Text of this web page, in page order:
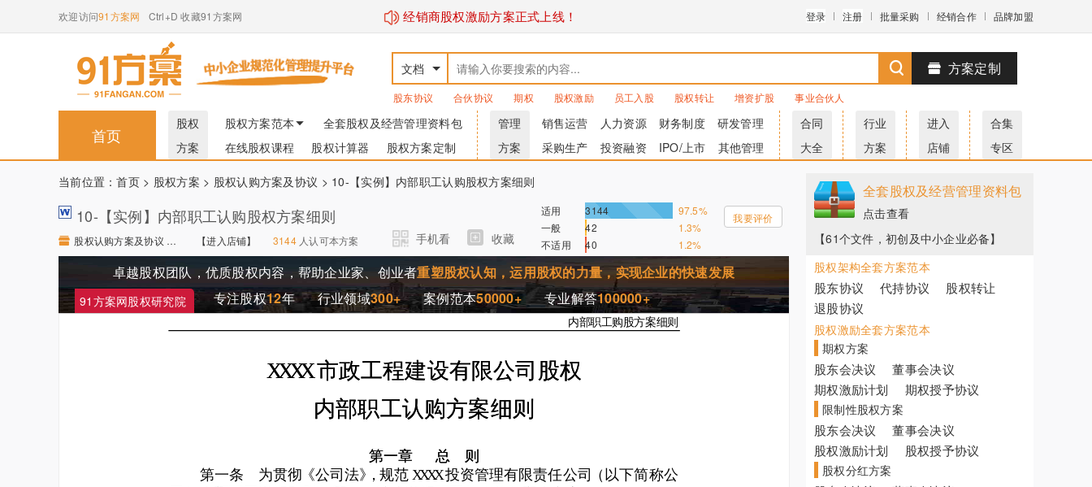
经销商股权激励方案正式上线！
欢迎访问91方案网 Ctrl+D 收藏91方案网 登录 注册 批量采购 经销合作 品牌加盟
文档
股东协议 合伙协议 期权 股权激励 员工入股 股权转让 增资扩股 事业合伙人
方案定制
首页
股权
方案
股权方案范本
全套股权及经营管理资料包
在线股权课程
股权计算器 股权方案定制
管理
方案
销售运营 人力资源 财务制度
研发管理
采购生产
投资融资 IPO/上市 其他管理
合同
大全
行业
方案
进入
店铺
合集
专区
当前位置：首页> 股权方案 > 股权认购方案及协议 > 10-【实例】内部职工认购股权方案细则
10-【实例】内部职工认购股权方案细则
股权认购方案及协议 【进入店铺】 【进入店铺】 3144人认可本方案 手机看 收藏
适用 3144
97.5%
一般
42
1.3%
不适用
40 1.2%
我要评价
91方案网股权研究院
卓越股权团队，优质股权内容，帮助企业家、创业者重塑股权认知，运用股权的力量，实现企业的快速发展
专注股权12年 行业领域300+ 案例范本50000+ 专业解答100000+
全套股权及经营管理资料包
点击查看
【61个文件，初创及中小企业必备】
股权架构全套方案范本
股东协议 代持协议
股权转让
退股协议
股权激励全套方案范本
期权方案
股东会决议
董事会决议
期权激励计划
期权授予协议
限制性股权方案
股东会决议
董事会决议
股权激励计划
股权授予协议
股权分红方案